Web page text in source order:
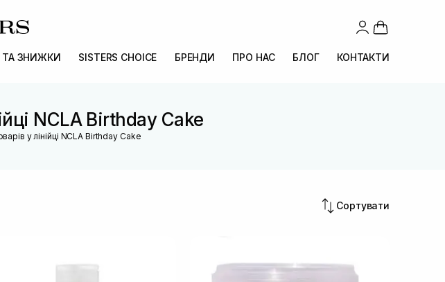
ТА ЗНИЖКИ SISTERS CHOICE БРЕНДИ ПРО НАС БЛОГ КОНТАКТИ
NCLA Birthday Cake
у лінійці NCLA Birthday Cake
Сортувати